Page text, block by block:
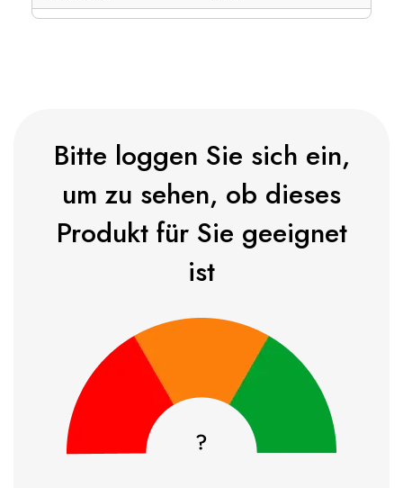
Bitte loggen Sie sich ein,
um zu sehen, ob dieses
Produkt für Sie geeignet
ist